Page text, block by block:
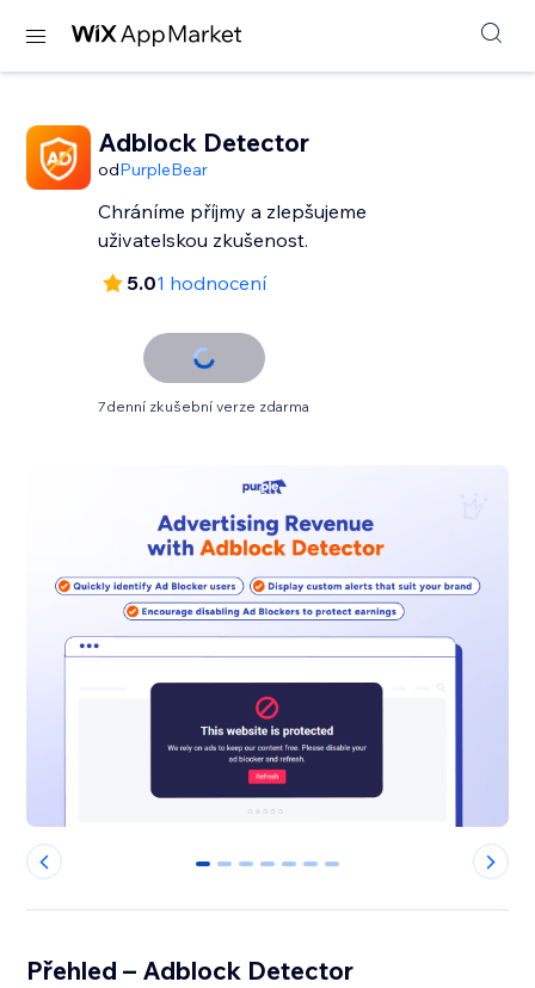
Adblock Detector
odPurpleBear
Chráníme příjmy a zlepšujeme
uživatelskou zkušenost.
5.01 hodnocení
7denní zkušební verze zdarma
0 1 2 3 4 5 6
Přehled – Adblock Detector